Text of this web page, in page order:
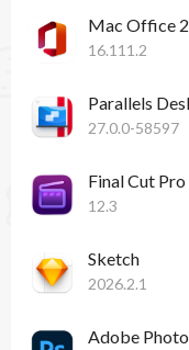
Mac Office
16.111.2
Parallels
27.0.0-58597
Final Cut Pro
12.3
Sketch
2026.2.1
Adobe